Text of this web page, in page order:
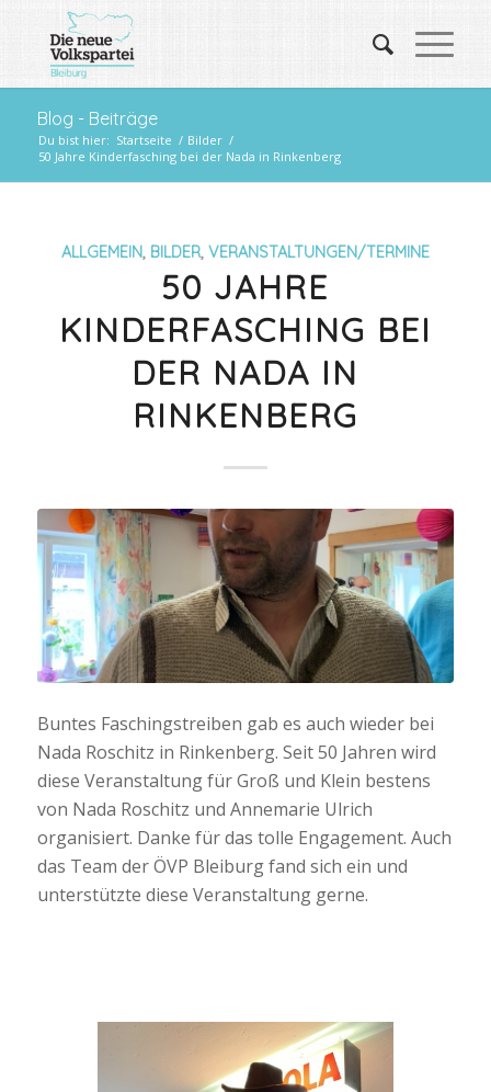
Blog - Beiträge
Du bist hier: Startseite / Bilder /
50 Jahre Kinderfasching bei der Nada in Rinkenberg
ALLGEMEIN, BILDER, VERANSTALTUNGEN/TERMINE
50 JAHRE
KINDERFASCHING BEI
DER NADA IN
RINKENBERG
Buntes Faschingstreiben gab es auch wieder bei
Nada Roschitz in Rinkenberg. Seit 50 Jahren wird
diese Veranstaltung für Groß und Klein bestens
von Nada Roschitz und Annemarie Ulrich
organisiert. Danke für das tolle Engagement. Auch
das Team der ÖVP Bleiburg fand sich ein und
unterstützte diese Veranstaltung gerne.